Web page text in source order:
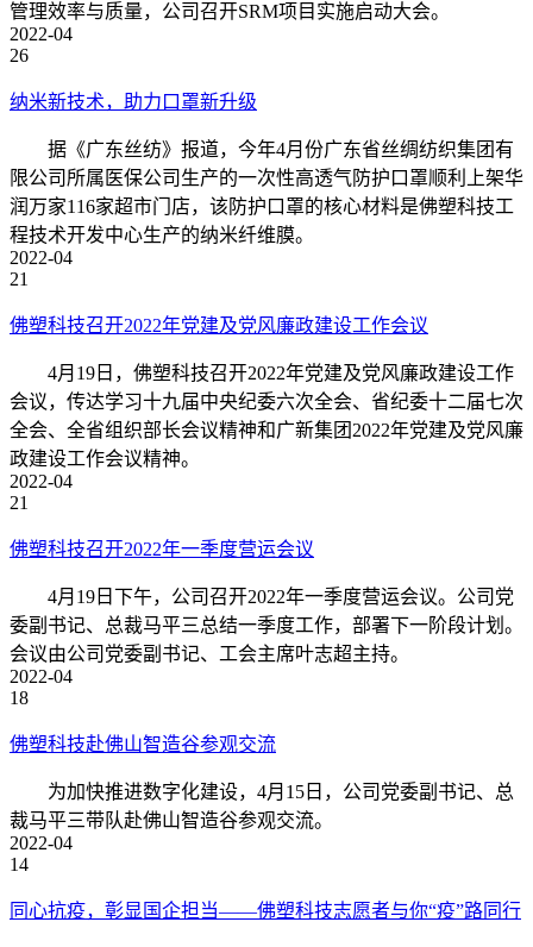
管理效率与质量，公司召开SRM项目实施启动大会。
2022-04
26
纳米新技术，助力口罩新升级
据《广东丝纺》报道，今年4月份广东省丝绸纺织集团有
限公司所属医保公司生产的一次性高透气防护口罩顺利上架华
润万家116家超市门店，该防护口罩的核心材料是佛塑科技工
程技术开发中心生产的纳米纤维膜。
2022-04
21
佛塑科技召开2022年党建及党风廉政建设工作会议
4月19日，佛塑科技召开2022年党建及党风廉政建设工作
会议，传达学习十九届中央纪委六次全会、省纪委十二届七次
全会、全省组织部长会议精神和广新集团2022年党建及党风廉
政建设工作会议精神。
2022-04
21
佛塑科技召开2022年一季度营运会议
4月19日下午，公司召开2022年一季度营运会议。公司党
委副书记、总裁马平三总结一季度工作，部署下一阶段计划。
会议由公司党委副书记、工会主席叶志超主持。
2022-04
18
佛塑科技赴佛山智造谷参观交流
为加快推进数字化建设，4月15日，公司党委副书记、总
裁马平三带队赴佛山智造谷参观交流。
2022-04
14
同心抗疫，彰显国企担当——佛塑科技志愿者与你“疫”路同行